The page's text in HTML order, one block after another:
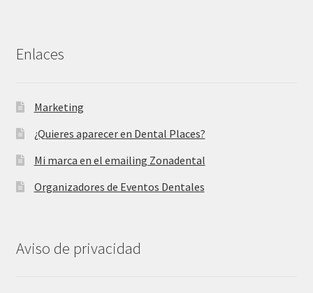
Enlaces
Marketing
¿Quieres aparecer en Dental Places?
Mi marca en el emailing Zonadental
Organizadores de Eventos Dentales
Aviso de privacidad